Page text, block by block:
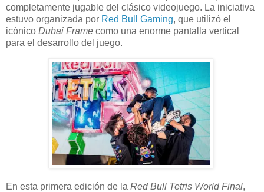
completamente jugable del clásico videojuego. La iniciativa
estuvo organizada por Red Bull Gaming, que utilizó el
icónico Dubai Frame como una enorme pantalla vertical
para el desarrollo del juego.
En esta primera edición de la Red Bull Tetris World Final,